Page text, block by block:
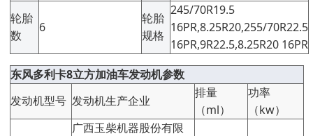
轮胎
数
6
轮胎
规格
245/70R19.5
16PR,8.25R20,255/70R22.5
16PR,9R22.5,8.25R20 16PR
东风多利卡8立方加油车发动机参数
发动机型号 发动机生产企业
排量
（ml）
功率
（kw）
广西玉柴机器股份有限